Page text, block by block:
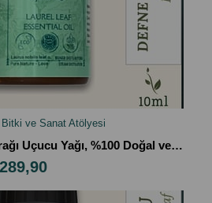
ve Sanat Atölyesi
Defne Yaprağı Uçucu Yağı, %100 Doğal ve Saf, 10ml